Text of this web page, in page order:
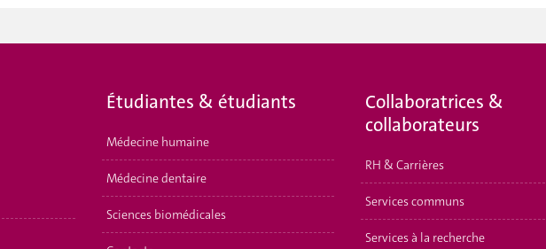
Étudiantes & étudiants
Médecine humaine
Médecine dentaire
Sciences biomédicales
Collaboratrices &
collaborateurs
RH & Carrières
Services communs
Services à la recherche